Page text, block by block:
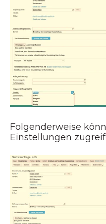
Folgenderweise
Einstellungen